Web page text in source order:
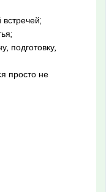
подготовку,
просто не